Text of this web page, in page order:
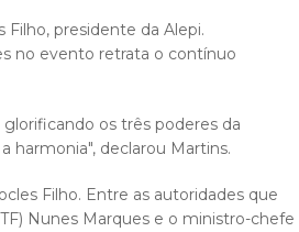
presidente da Alepi.
no evento retrata o contínuo
os três poderes da
harmonia", declarou Martins.
Filho. Entre as autoridades que
Nunes Marques e o ministro-chefe